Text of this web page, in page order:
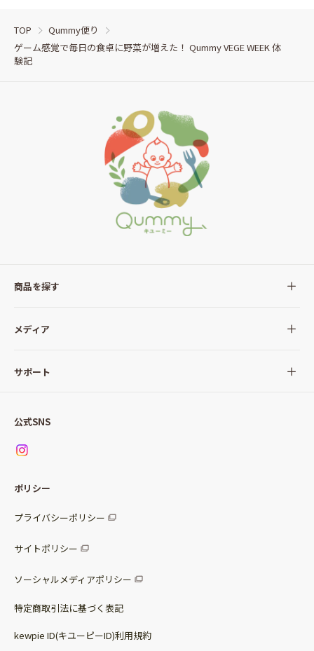
TOP
Qummy便り
ゲーム感覚で毎日の食卓に野菜が増えた！ Qummy VEGE WEEK 体
験記
商品を探す
全ての商品
サラダ
パッケージサラダ
惣菜サラダ
調味料
ベビー・幼児食
メディア
Qummy(キユーミー)について
サポート
お問い合わせ
公式SNS
ポリシー
プライバシーポリシー
サイトポリシー
ソーシャルメディアポリシー
特定商取引法に基づく表記
kewpie ID(キユーピーID)利用規約